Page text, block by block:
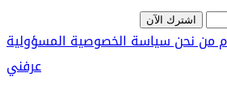
اشترك الآن
من نحنسياسة الخصوصيةالمسؤولية
عرفني